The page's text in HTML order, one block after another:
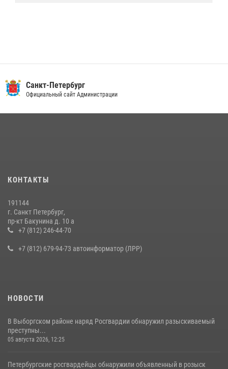
Санкт-Петербург
Официальный сайт Администрации
КОНТАКТЫ
191144
г. Санкт Петербург,
пр-кт Бакунина д. 10 а
+7 (812) 246-44-70
+7 (812) 679-94-73 автоинформатор (ЛРР)
НОВОСТИ
В Выборгском районе наряд Росгвардии обнаружил разыскиваемый
преступны...
05 августа 2026, 12:25
Петербургские росгвардейцы обнаружили объявленный в розыск